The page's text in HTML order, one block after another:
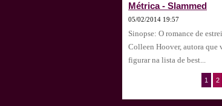
Métrica - Slammed
05/02/2014 19:57
Sinopse: O romance de
Colleen Hoover, autora que
figurar na lista de best...
1 2